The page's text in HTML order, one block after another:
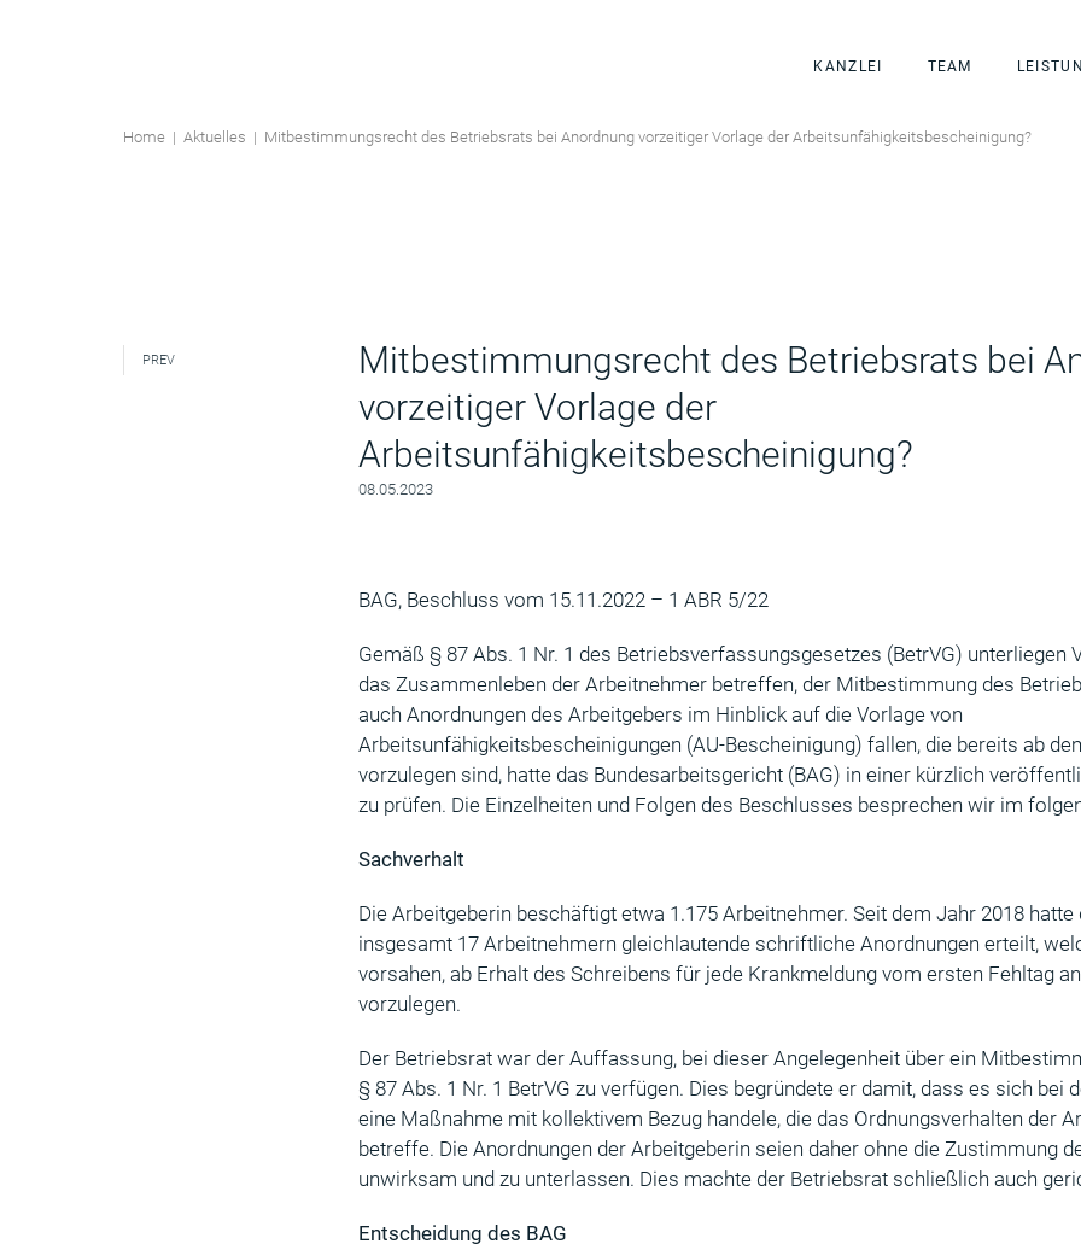
KANZLEI TEAM
Home | Aktuelles | Mitbestimmungsrecht des Betriebsrats bei Anordnung vorzeitiger Vorlage der Arbeitsunfähigkeitsbescheinigung?
PREV
Mitbestimmungsrecht des Betriebsrats bei
vorzeitiger Vorlage der
Arbeitsunfähigkeitsbescheinigung?
08.05.2023
BAG, Beschluss vom 15.11.2022 – 1 ABR 5/22
Gemäß § 87 Abs. 1 Nr. 1 des Betriebsverfassungsgesetzes (BetrVG) unterliegen
das Zusammenleben der Arbeitnehmer betreffen, der Mitbestimmung des
auch Anordnungen des Arbeitgebers im Hinblick auf die Vorlage von
Arbeitsunfähigkeitsbescheinigungen (AU-Bescheinigung) fallen, die bereits ab
vorzulegen sind, hatte das Bundesarbeitsgericht (BAG) in einer kürzlich
zu prüfen. Die Einzelheiten und Folgen des Beschlusses besprechen wir im
Sachverhalt
Die Arbeitgeberin beschäftigt etwa 1.175 Arbeitnehmer. Seit dem Jahr 2018
insgesamt 17 Arbeitnehmern gleichlautende schriftliche Anordnungen erteilt,
vorsahen, ab Erhalt des Schreibens für jede Krankmeldung vom ersten Fehltag
vorzulegen.
Der Betriebsrat war der Auffassung, bei dieser Angelegenheit über ein
§ 87 Abs. 1 Nr. 1 BetrVG zu verfügen. Dies begründete er damit, dass es sich bei
eine Maßnahme mit kollektivem Bezug handele, die das Ordnungsverhalten der
betreffe. Die Anordnungen der Arbeitgeberin seien daher ohne die Zustimmung
unwirksam und zu unterlassen. Dies machte der Betriebsrat schließlich auch
Entscheidung des BAG